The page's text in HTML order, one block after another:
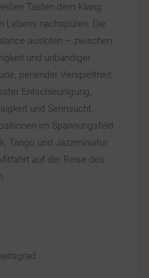
Tasten dem Klang
Lebens nachspüren. Die
ausloten – zwischen
und unbändiger
perlender Verspieltheit
Entschleunigung,
und Sehnsucht.
im Spannungsfeld
Tango und Jazzminiatur
auf der Reise des